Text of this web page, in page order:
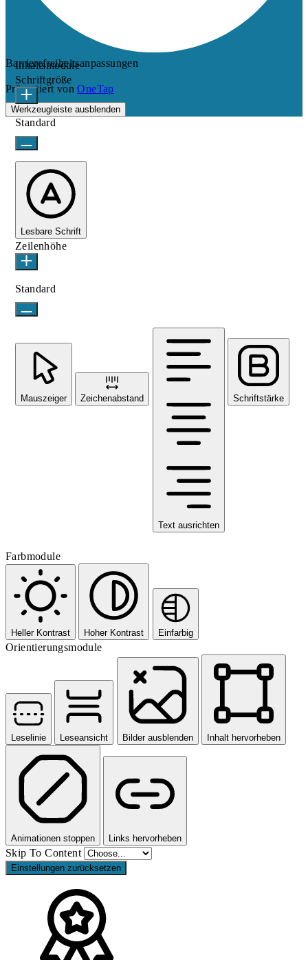
Barrierefreiheitsanpassungen
Präsentiert vonOneTap
Werkzeugleiste ausblenden
Inhaltsmodule
Schriftgröße
Standard
Lesbare Schrift
Zeilenhöhe
Standard
Mauszeiger Zeichenabstand
Text ausrichten
Schriftstärke
Farbmodule
Heller Kontrast Hoher Kontrast Einfarbig
Orientierungsmodule
Leselinie Leseansicht Bilder ausblenden Inhalt hervorheben
Animationen stoppen Links hervorheben
Skip To Content
Einstellungen zurücksetzen